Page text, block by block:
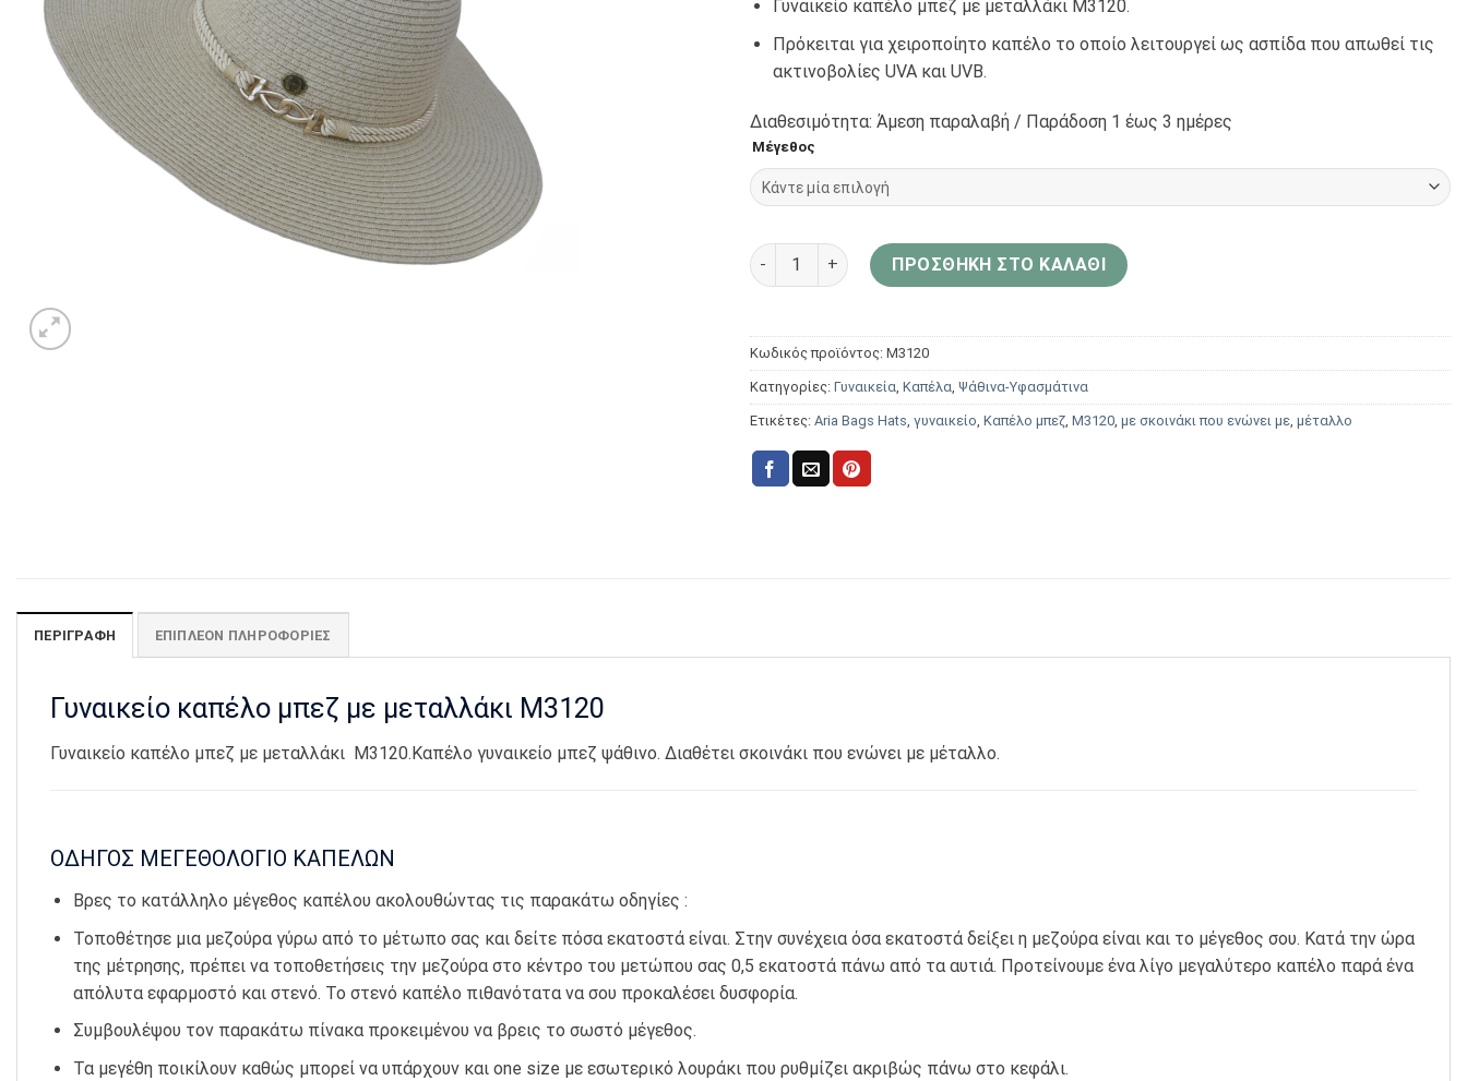
Γυναικείο καπέλο μπεζ με μεταλλάκι Μ3120.
Πρόκειται για χειροποίητο καπέλο το οποίο λειτουργεί ως ασπίδα που απωθεί τις
ακτινοβολίες UVA και UVB.
Διαθεσιμότητα: Άμεση παραλαβή / Παράδoση 1 έως 3 ημέρες
Μέγεθος
Aria Bags Hats Γυναικείο καπέλο μπεζ με μεταλλάκι Μ3120 ποσότητα
ΠΡΟΣΘΉΚΗ ΣΤΟ ΚΑΛΆΘΙ
Κωδικός προϊόντος: Μ3120
Κατηγορίες: Γυναικεία Καπέλα Ψάθινα-Υφασμάτινα
Ετικέτες: Aria Bags Hats γυναικείο Καπέλο μπεζ Μ3120 με σκοινάκι που ενώνει με μέταλλο
ΠΕΡΙΓΡΑΦΉ ΕΠΙΠΛΈΟΝ ΠΛΗΡΟΦΟΡΊΕΣ
Γυναικείο καπέλο μπεζ με μεταλλάκι Μ3120
Γυναικείο καπέλο μπεζ με μεταλλάκι Μ3120.Καπέλο γυναικείο μπεζ ψάθινο. Διαθέτει σκοινάκι που ενώνει με μέταλλο.
ΟΔΗΓΟΣ ΜΕΓΕΘΟΛΟΓΙΟ ΚΑΠΕΛΩΝ
Βρες το κατάλληλο μέγεθος καπέλου ακολουθώντας τις παρακάτω οδηγίες :
Τοποθέτησε μια μεζούρα γύρω από το μέτωπο σας και δείτε πόσα εκατοστά είναι. Στην συνέχεια όσα εκατοστά δείξει η μεζούρα είναι και το μέγεθος σου. Κατά την ώρα
της μέτρησης, πρέπει να τοποθετήσεις την μεζούρα στο κέντρο του μετώπου σας 0,5 εκατοστά πάνω από τα αυτιά. Προτείνουμε ένα λίγο μεγαλύτερο καπέλο παρά ένα
απόλυτα εφαρμοστό και στενό. Το στενό καπέλο πιθανότατα να σου προκαλέσει δυσφορία.
Συμβουλέψου τον παρακάτω πίνακα προκειμένου να βρεις το σωστό μέγεθος.
Τα μεγέθη ποικίλουν καθώς μπορεί να υπάρχουν και one size με εσωτερικό λουράκι που ρυθμίζει ακριβώς πάνω στο κεφάλι.